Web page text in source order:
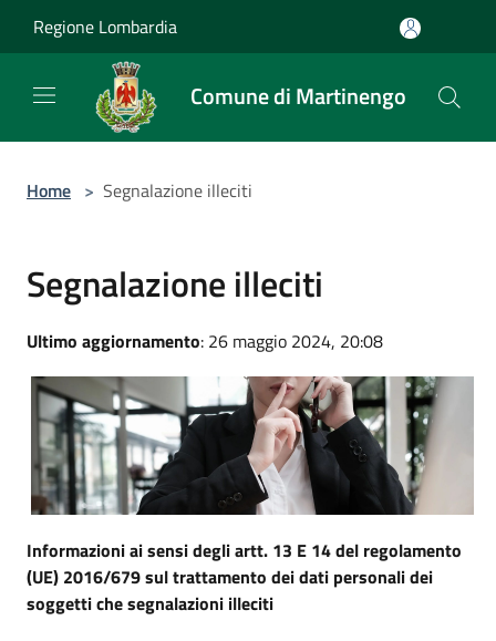
Regione Lombardia
Comune di Martinengo
Home > Segnalazione illeciti
Segnalazione illeciti
Ultimo aggiornamento: 26 maggio 2024, 20:08
Informazioni ai sensi degli artt. 13 E 14 del regolamento
(UE) 2016/679 sul trattamento dei dati personali dei
soggetti che segnalazioni illeciti